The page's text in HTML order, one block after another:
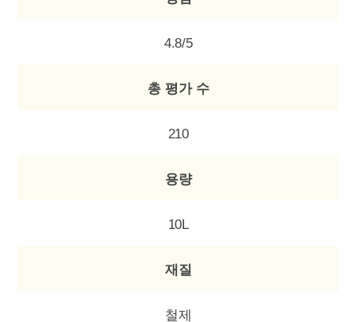
4.8/5
총 평가 수
210
용량
10L
재질
철제